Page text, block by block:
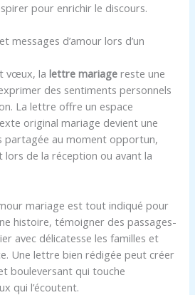
pour enrichir le discours.
messages d’amour lors d’un
vœux, lalettre mariage reste une
des sentiments personnels
La lettre offre un espace
original mariage devient une
partagée au moment opportun,
lors de la réception ou avant la
mariage est tout indiqué pour
histoire, témoigner des passages-
avec délicatesse les familles et
Une lettre bien rédigée peut créer
bouleversant qui touche
qui l’écoutent.